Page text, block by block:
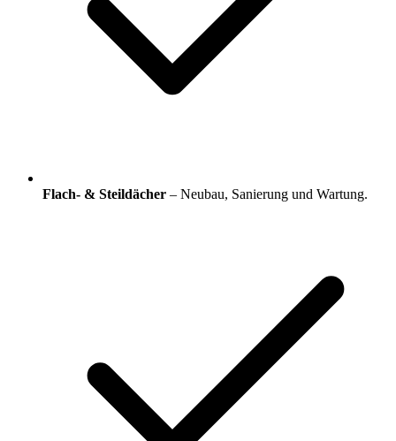
Flach- & Steildächer – Neubau, Sanierung und Wartung.